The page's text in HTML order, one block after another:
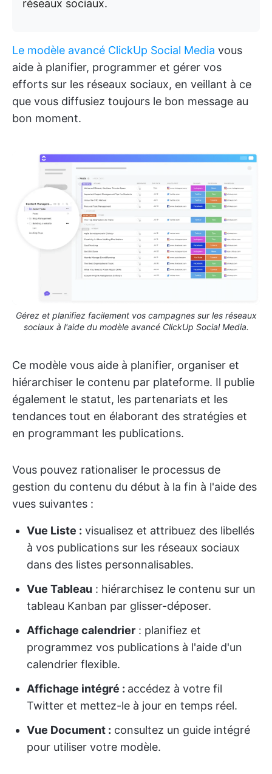
réseaux sociaux.
Le modèle avancé ClickUp Social Media vous
aide à planifier, programmer et gérer vos
efforts sur les réseaux sociaux, en veillant à ce
que vous diffusiez toujours le bon message au
bon moment.
Gérez et planifiez facilement vos campagnes sur les réseaux
sociaux à l'aide du modèle avancé ClickUp Social Media.
Ce modèle vous aide à planifier, organiser et
hiérarchiser le contenu par plateforme. Il publie
également le statut, les partenariats et les
tendances tout en élaborant des stratégies et
en programmant les publications.
Vous pouvez rationaliser le processus de
gestion du contenu du début à la fin à l'aide des
vues suivantes :
Vue Liste : visualisez et attribuez des libellés
à vos publications sur les réseaux sociaux
dans des listes personnalisables.
Vue Tableau : hiérarchisez le contenu sur un
tableau Kanban par glisser-déposer.
Affichage calendrier : planifiez et
programmez vos publications à l'aide d'un
calendrier flexible.
Affichage intégré : accédez à votre fil
Twitter et mettez-le à jour en temps réel.
Vue Document : consultez un guide intégré
pour utiliser votre modèle.